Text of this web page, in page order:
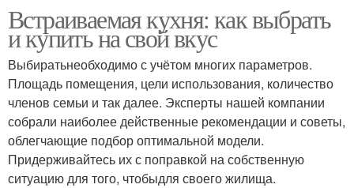
Встраиваемая кухня: как выбрать
и купить на свой вкус
Выбиратьнеобходимо с учётом многих параметров.
Площадь помещения, цели использования, количество
членов семьи и так далее. Эксперты нашей компании
собрали наиболее действенные рекомендации и советы,
облегчающие подбор оптимальной модели.
Придерживайтесь их с поправкой на собственную
ситуацию для того, чтобыдля своего жилища.